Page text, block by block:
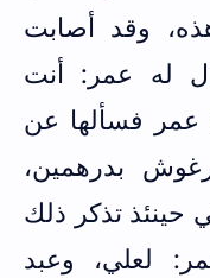
وقد أصابت
له عمر: أنت
عمر فسألها عن
بدرهمين،
تذكر ذلك
لعلي، وعبد